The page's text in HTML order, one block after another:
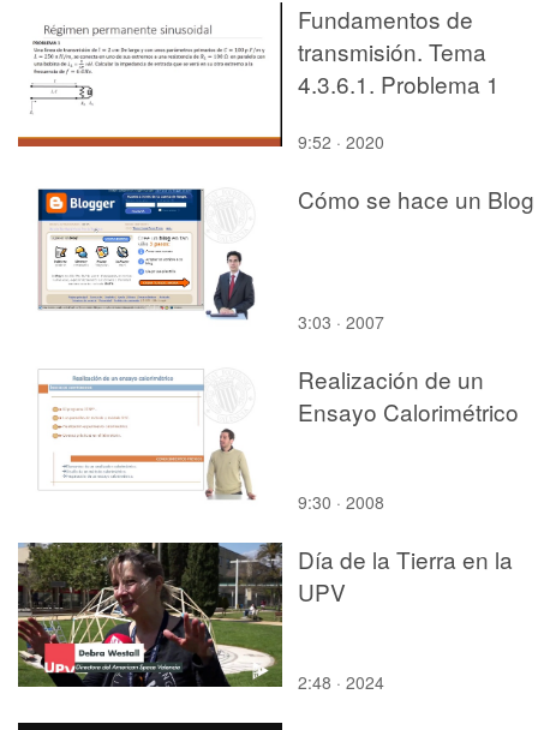
RENTA DE LAS
PERSONAS FÍSICAS
Fundamentos de
transmisión. Tema
4.3.6.1. Problema 1
9:52 · 2020
Cómo se hace un Blog
3:03 · 2007
Realización de un
Ensayo Calorimétrico
9:30 · 2008
Día de la Tierra en la
UPV
2:48 · 2024